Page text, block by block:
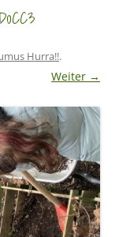
Hurra!!.
Weiter →